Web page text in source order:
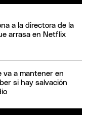
a la directora de la
arrasa en Netflix
va a mantener en
si hay salvación